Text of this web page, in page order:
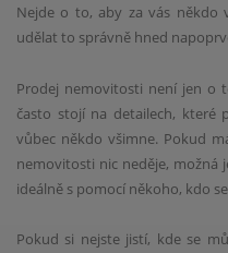
Nejde o to, aby za vás někdo
udělat to správně hned
Prodej nemovitosti není jen o
často stojí na detailech, které
vůbec někdo všimne. Pokud
nemovitosti nic neděje, možná
ideálně s pomocí někoho, kdo
Pokud si nejste jistí, kde se